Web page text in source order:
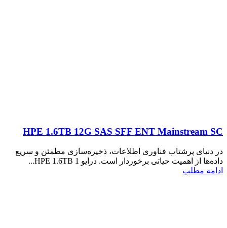
HPE 1.6TB 12G SAS SFF ENT Mainstream SC
در دنیای پرشتاب فناوری اطلاعات، ذخیره‌سازی مطمئن و سریع
داده‌ها از اهمیت حیاتی برخوردار است. درایو HPE 1.6TB 1...
ادامه مطلب